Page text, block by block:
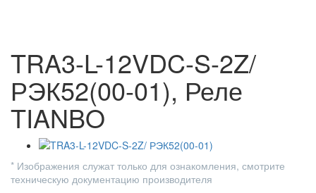
TRA3-L-12VDC-S-2Z/
РЭК52(00-01), Реле
TIANBO
* Изображения служат только для ознакомления, смотрите
техническую документацию производителя